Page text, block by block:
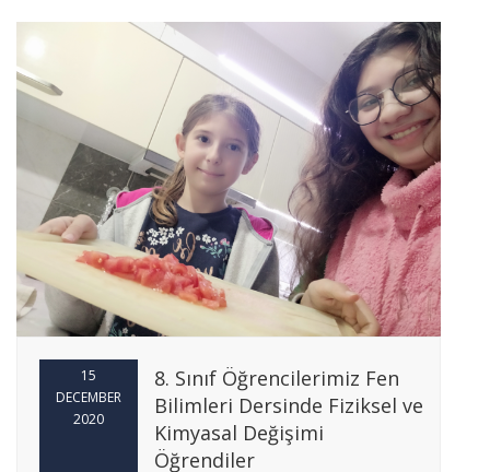
15
DECEMBER
2020
8. Sınıf Öğrencilerimiz Fen
Bilimleri Dersinde Fiziksel ve
Kimyasal Değişimi
Öğrendiler